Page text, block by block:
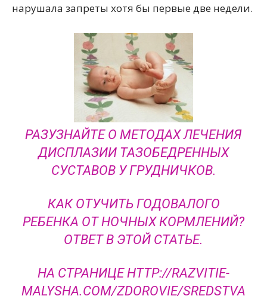
нарушала запреты хотя бы первые две недели.
РАЗУЗНАЙТЕ О МЕТОДАХ ЛЕЧЕНИЯ
ДИСПЛАЗИИ ТАЗОБЕДРЕННЫХ
СУСТАВОВ У ГРУДНИЧКОВ.
КАК ОТУЧИТЬ ГОДОВАЛОГО
РЕБЕНКА ОТ НОЧНЫХ КОРМЛЕНИЙ?
ОТВЕТ В ЭТОЙ СТАТЬЕ.
НА СТРАНИЦЕ HTTP://RAZVITIE-
MALYSHA.COM/ZDOROVIE/SREDSTVA